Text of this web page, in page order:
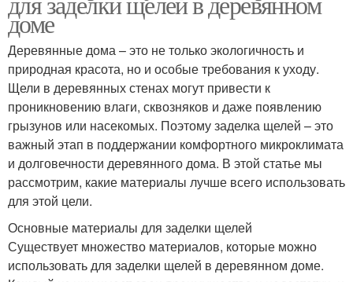
доме
Деревянные дома – это не только экологичность и
природная красота, но и особые требования к уходу.
Щели в деревянных стенах могут привести к
проникновению влаги, сквозняков и даже появлению
грызунов или насекомых. Поэтому заделка щелей – это
важный этап в поддержании комфортного микроклимата
и долговечности деревянного дома. В этой статье мы
рассмотрим, какие материалы лучше всего использовать
для этой цели.
Основные материалы для заделки щелей
Существует множество материалов, которые можно
использовать для заделки щелей в деревянном доме.